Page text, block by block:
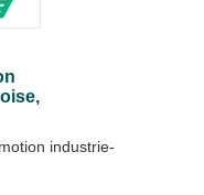
industrie-